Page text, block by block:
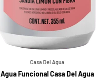
Casa Del Agua
Agua Funcional Casa Del Agua